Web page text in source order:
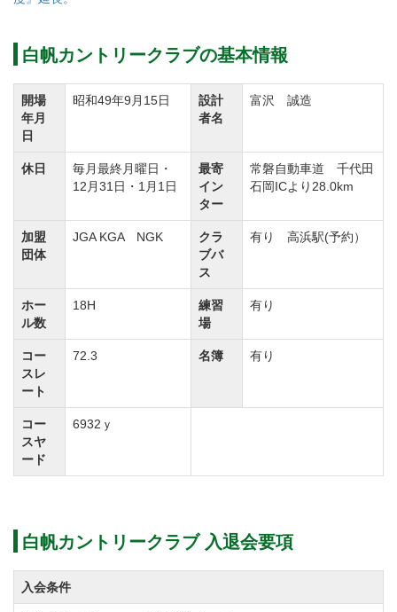
をはじめ、アプローチ・バンカー練習場も完備してい
白帆カントリークラブの付帯設備であるクラブハウス
は2階建てです。
館内には美味しい食事が楽しめるレストランやロッカ
ールームをはじめ、品揃え豊富なショップや1日の疲れ
を癒せる浴室を完備しています。また、女性用 バスル
ームにはパウダーコーナーを完備しているので、ゆっ
くりと身支度を整えることができます。
白帆カントリークラブはコースのレイアウトに定評が
あり、人気のゴルフ場です。
ゴルフ会員権を購入の場合、書換料も含めて１００万
円でお釣りが出る今の相場は「買い」です。
白帆カントリークラブの会員権購入や売却のご相談を
はじめ、相場情報を知りたい方、ご質問などもこの機
会にお気軽にお問合せください。
スの都合により変更される場合がございますので念の
ためご確認下さい）
１）バースデープレゼントゴルフ
白帆カントリークラブの基本情報
開場
年月
日
昭和49年9月15日
設計
者名
富沢 誠造
休日
毎月最終月曜日・
12月31日・1月1日
最寄
イン
ター
常磐自動車道 千代田
石岡ICより28.0km
加盟
団体
JGA KGA NGK
クラ
ブバ
ス
有り 高浜駅(予約）
ホー
ル数
18H
練習
場
有り
コー
スレ
ート
72.3 名簿 有り
コー
スヤ
ード
6932ｙ
白帆カントリークラブ 入退会要項
入会条件